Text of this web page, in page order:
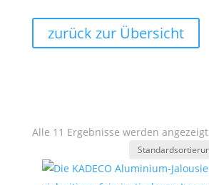
zurück zur Übersicht
Alle 11 Ergebnisse werden angezeigt